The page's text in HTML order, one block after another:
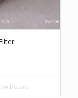
Details